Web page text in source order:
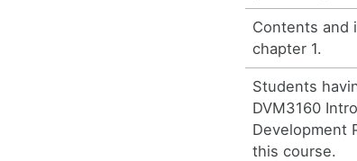
Contents and
chapter 1.
Students
DVM3160
Development
this course.